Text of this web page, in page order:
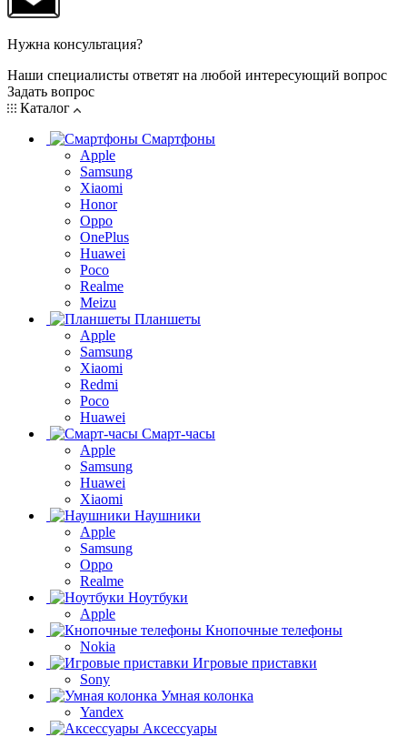
Нужна консультация?
Наши специалисты ответят на любой интересующий вопрос
Задать вопрос
Каталог
Смартфоны
Apple
Samsung
Xiaomi
Honor
Oppo
OnePlus
Huawei
Poco
Realme
Meizu
Планшеты
Apple
Samsung
Xiaomi
Redmi
Poco
Huawei
Смарт-часы
Apple
Samsung
Huawei
Xiaomi
Наушники
Apple
Samsung
Oppo
Realme
Ноутбуки
Apple
Кнопочные телефоны
Nokia
Игровые приставки
Sony
Умная колонка
Yandex
Аксессуары